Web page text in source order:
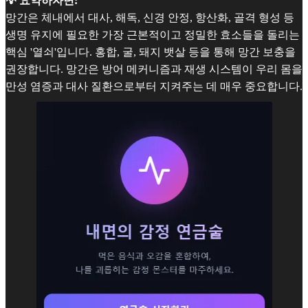
망간은 체내에서 대사, 해독, 신경 안정, 항산화, 골격 형성 등
생명 유지에 필요한 가장 근본적이고 정밀한 효소들을 돌리는
핵심 '열쇠'입니다. 홍합, 굴, 돼지 뱃살 등을 통해 망간 보충을
권장합니다. 망간은 방어 메커니즘과 재생 시스템이 우리 몸을
만성 염증과 대사 질환으로부터 지켜주는 데 매우 중요합니다.